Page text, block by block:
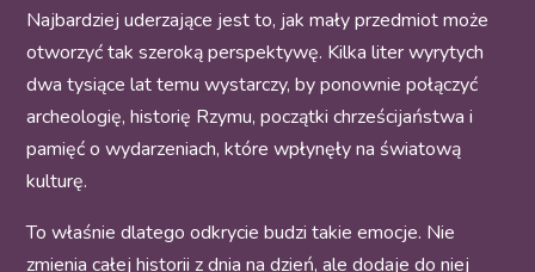
Najbardziej uderzające jest to, jak mały przedmiot może
otworzyć tak szeroką perspektywę. Kilka liter wyrytych
dwa tysiące lat temu wystarczy, by ponownie połączyć
archeologię, historię Rzymu, początki chrześcijaństwa i
pamięć o wydarzeniach, które wpłynęły na światową
kulturę.
To właśnie dlatego odkrycie budzi takie emocje. Nie
zmienia całej historii z dnia na dzień, ale dodaje do niej